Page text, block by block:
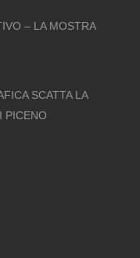
– LA MOSTRA
SCATTA LA
PICENO